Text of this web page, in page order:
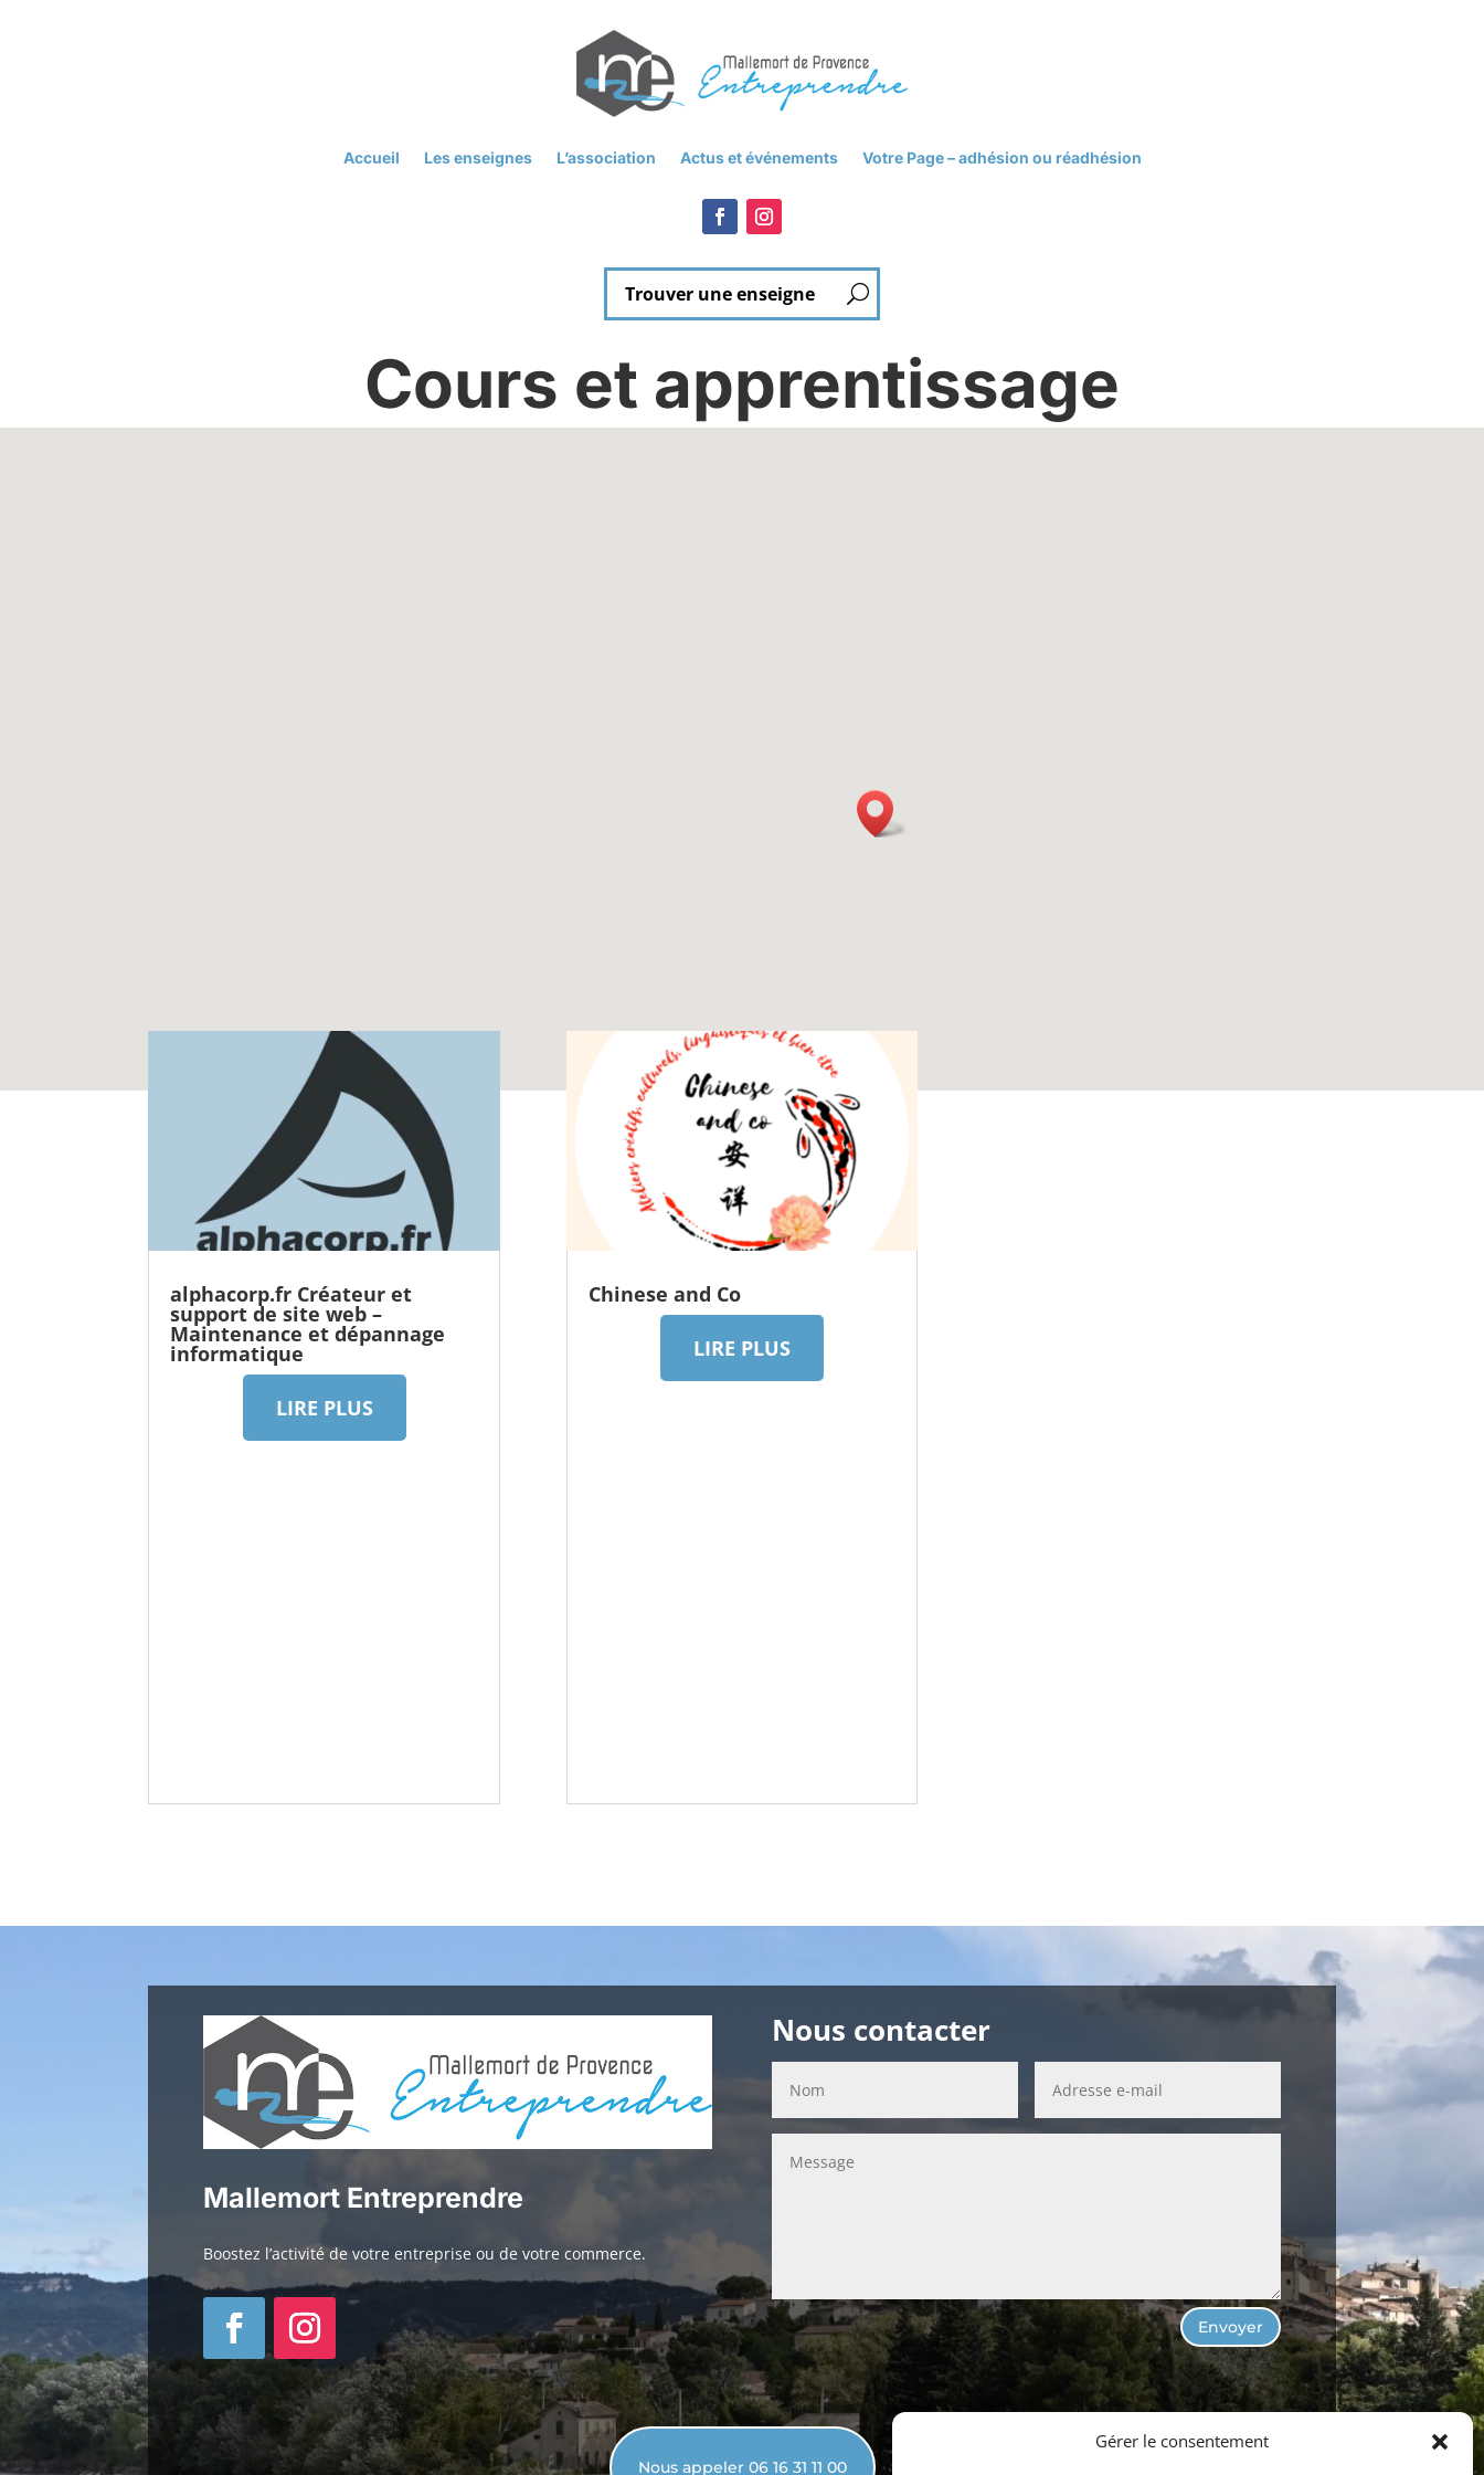
Gérer le consentement
Accueil Les enseignes L’association Actus et événements Votre Page – adhésion ou réadhésion
Cours et apprentissage
alphacorp.fr Créateur et
support de site web –
Maintenance et dépannage
informatique
LIRE PLUS
Chinese and Co
LIRE PLUS
Mallemort Entreprendre
Boostez l’activité de votre entreprise ou de votre commerce.
Nous contacter
Envoyer
Nous appeler 06 16 31 11 00